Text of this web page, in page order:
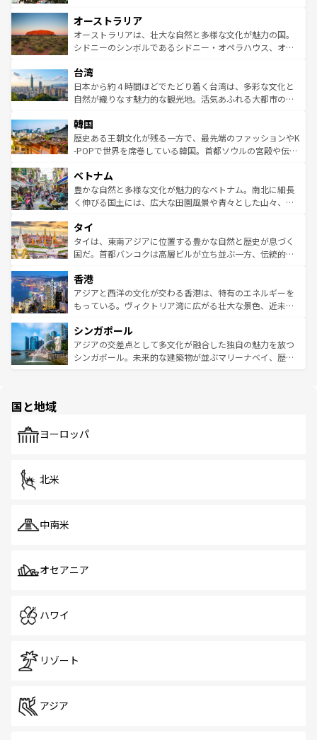
部のニューオーリンズでは、音楽と美食が融合した独特の
文化が魅力。旅行者はアメリカの各地域で異なる魅力を楽
しみながら、その多様性と豊かな歴史を感じることができ
ならではの贅沢な旅のスタイルだ。 なお、新着のアメリカ
情報はコンテンツ一覧を参照してほしい。
ワイ島は見逃せない。また、定番の観光地といえばオアフ
島だが、静かな自然を求めるならマウイ島やカウアイ島が
おすすめ。エメラルドグリーンに輝く海をはじめ、豊かな
れるおもてなしの心で訪れる人々を迎えてくれるハワイの
人々、おいしいローカルフードやハワイアンミュージッ
ク、伝統的なフラダンスなど、すべてがハワイの魅力を彩
ワイを、存分に味わってほしい。 なお、新着のハワイ情報
はコンテンツ一覧を参照してほしい。
オーストラリア
オーストラリアは、壮大な自然と多様な文化が魅力の国。
シドニーのシンボルであるシドニー・オペラハウス、オー
リアリーフや大陸中央部にそびえるウルル（エアーズロッ
ク）、タスマニアの美しい原生林やケアンズの熱帯雨林な
ど、見どころがたくさん。また、カフェやワイン、オージ
いる。アクティビティも充実しており、サーフィンやダイ
ビング、ハイキングなど、アウトドア好きにはたまらな
い。オーストラリアの多彩な魅力を存分に味わいつくそ
参照してほしい。
台湾
日本から約４時間ほどでたどり着く台湾は、多彩な文化と
自然が織りなす魅力的な観光地。活気あふれる大都市の台
ン）、静ひつな山岳地帯である台湾東部など、都市の喧騒
と山間の静けさが共存しており、訪れる人に新しい発見と
驚きをもたらしてくれる。また、奥深い台湾の食文化も魅
容にもいいと評判のスイーツなど、バラエティ豊かな料理
が味わえる。 なお、新着の台湾情報は コンテンツ一覧を参
照してほしい。
韓国
歴史ある王朝文化が残る一方で、最先端のファッションやK
-POPで世界を席巻している韓国。首都ソウルの宮殿や伝統
き、地方に足を延ばせば四季折々の自然美を楽しむことが
できる。そして、キムチや焼肉、絶品のストリートフード
まで、さまざまな韓国料理が待っている。夜には、韓国な
リティに包まれながら、韓国の多彩な魅力を心ゆくまで味
わってみてほしい。 なお、新着の韓国情報はコンテンツ一
覧を参照してほしい。
ベトナム
豊かな自然と多様な文化が魅力的なベトナム。南北に細長
く伸びる国土には、広大な田園風景や青々とした山々、世
急速な発展と共に伝統が息づく。ハノイの古い町並みやホ
ーチミン市のフランス統治時代の建物も、独特の雰囲気を
醸し出している。また、バラエティの豊かさとおいしさで
とつ。フォーやバインミー、ベトナムコーヒーなどは、ぜ
ひ現地で味わいたい。どの地域を訪れてもあたたかい人々
が旅行者を迎えてくれるので、きっと忘れられない旅にな
参照してほしい。
タイ
タイは、東南アジアに位置する豊かな自然と歴史が息づく
国だ。首都バンコクは高層ビルが立ち並ぶ一方、伝統的な
の活気が交差している。北部ではチェンマイなどの山岳地
帯で自然と触れ合い、南部ではプーケットやクラビの美し
いビーチでリゾート気分を楽しむことができる。タイ料理
激する。気候は一年中温暖で、どの季節にも異なる楽しみ
が待っている。親しみやすいタイの人々、仏教を中心とし
た文化、そして多様な観光資源が、訪れる旅人を魅了し続
香港
アジアと西洋の文化が交わる香港は、特有のエネルギーを
もっている。ヴィクトリア湾に広がる壮大な景色、近未来
み、どこを訪れても感動するはず。観光スポットが密集し
ており、効率よく見どころを回れるのも魅力。息をのむよ
うな絶景から文化的な体験まで、香港を存分に楽しみ尽く
シンガポール
アジアの交差点として多文化が融合した独自の魅力を放つ
シンガポール。未来的な建築物が並ぶマリーナベイ、歴史
で、ホーカーズは地元の風情を楽しめる外せないスポット
国と地域
ヨーロッパ
北米
中南米
オセアニア
ハワイ
リゾート
アジア